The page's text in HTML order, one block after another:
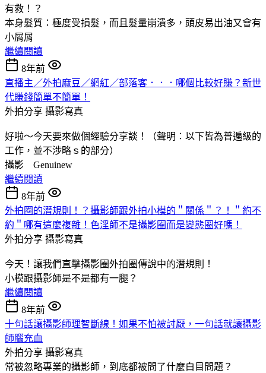
有救！？
本身髮質：極度受損髮，而且髮量崩潰多，頭皮易出油又會有
小屑屑
繼續閱讀
8年前
直播主／外拍麻豆／網紅／部落客．．．哪個比較好賺？新世
代賺錢簡單不簡單！
外拍分享 攝影寫真
好啦～今天要來做個經驗分享談！（聲明：以下皆為普遍級的
工作，並不涉略ｓ的部分）
攝影 Genuinew
繼續閱讀
8年前
外拍圈的潛規則！？攝影師跟外拍小模的＂關係＂？！＂約不
約＂哪有這麼複雜！色淫師不是攝影圈而是變態圈好嗎！
外拍分享 攝影寫真
今天！讓我們直擊攝影圈外拍圈傳說中的潛規則！
小模跟攝影師是不是都有一腿？
繼續閱讀
8年前
十句話讓攝影師理智斷線！如果不怕被討厭，一句話就讓攝影
師腦充血
外拍分享 攝影寫真
常被忽略專業的攝影師，到底都被問了什麼白目問題？